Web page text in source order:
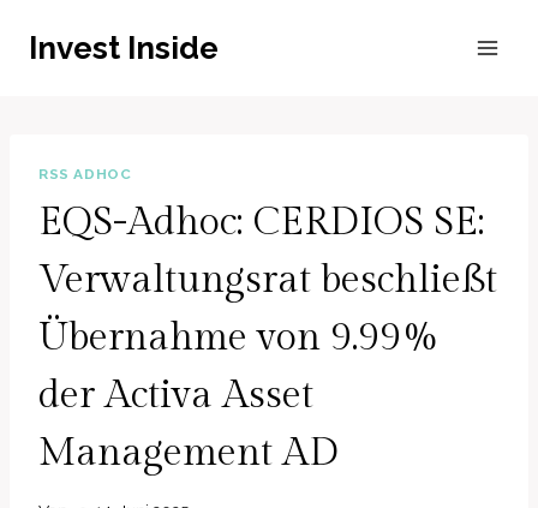
InhaltInvest Inside
RSS ADHOC
EQS-Adhoc: CERDIOS SE:
Verwaltungsrat beschließt
Übernahme von 9.99%
der Activa Asset
Management AD